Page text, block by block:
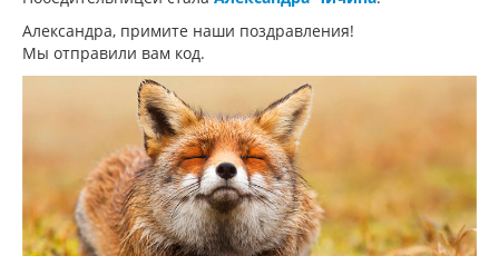
Александра, примите наши поздравления!
Мы отправили вам код.